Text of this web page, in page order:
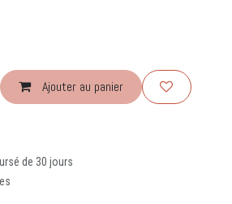
Ajouter au panier
de 30 jours